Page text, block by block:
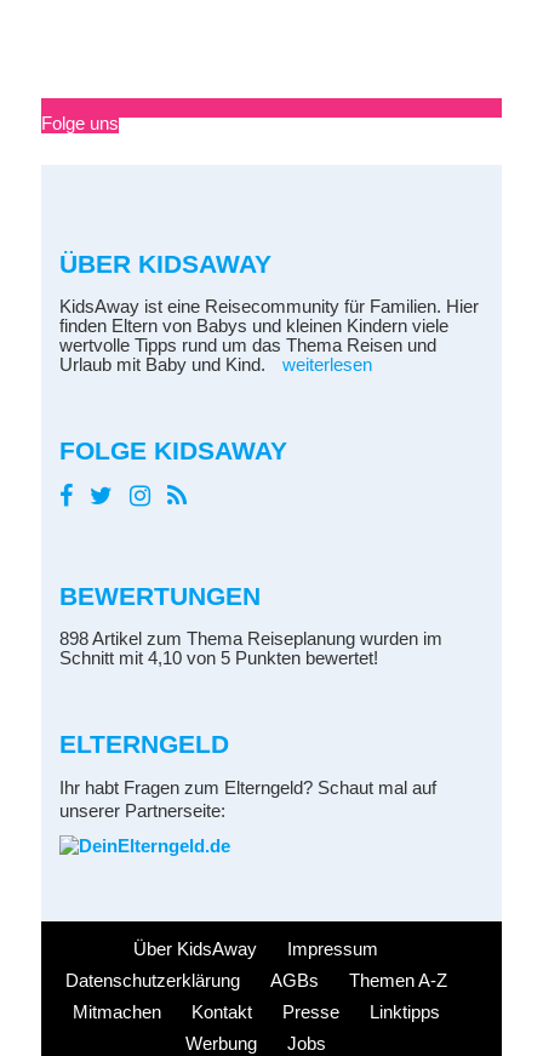
Folge uns
ÜBER KIDSAWAY
KidsAway ist eine Reisecommunity für Familien. Hier
finden Eltern von Babys und kleinen Kindern viele
wertvolle Tipps rund um das Thema Reisen und
Urlaub mit Baby und Kind.
weiterlesen
FOLGE KIDSAWAY
BEWERTUNGEN
898 Artikel zum Thema Reiseplanung wurden im
Schnitt mit 4,10 von 5 Punkten bewertet!
ELTERNGELD
Ihr habt Fragen zum Elterngeld? Schaut mal auf
unserer Partnerseite:
Über KidsAway
Impressum
Datenschutzerklärung
AGBs
Themen A-Z
Mitmachen
Kontakt Presse
Linktipps
Werbung
Jobs